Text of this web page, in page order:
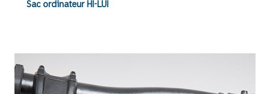
Sac ordinateur HI-LUI